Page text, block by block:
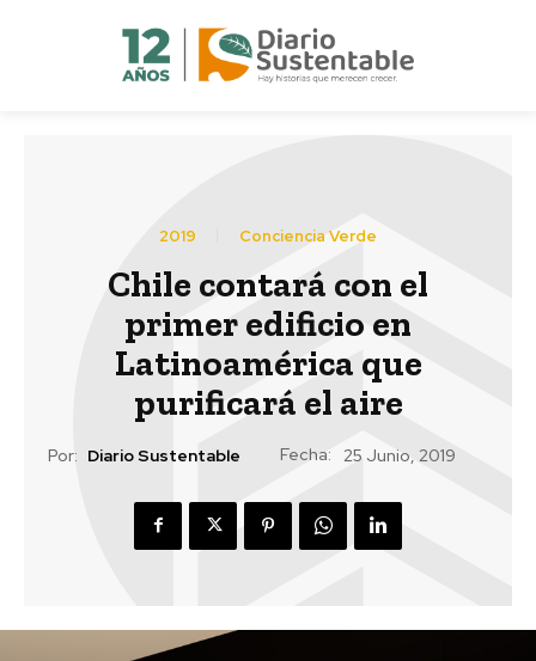
2019 Conciencia Verde
Chile contará con el
primer edificio en
Latinoamérica que
purificará el aire
Por: Diario Sustentable Fecha: 25 Junio, 2019